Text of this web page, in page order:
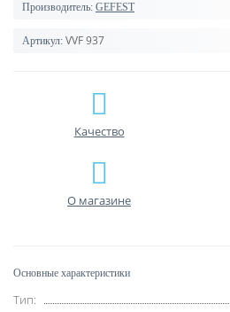
Производитель: GEFEST
Артикул: VVF 937
Качество
О магазине
Основные характеристики
Тип: